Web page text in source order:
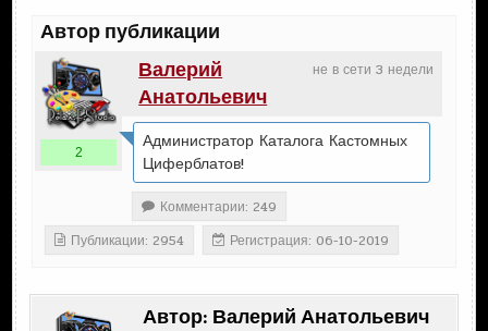
Автор публикации
не в сети 3 недели
Валерий
Анатольевич
2
Администратор Каталога Кастомных
Циферблатов!
Комментарии: 249
Публикации: 2954
Регистрация: 06-10-2019
Автор: Валерий Анатольевич